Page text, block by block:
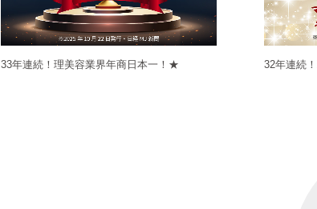
33年連続！理美容業界年商日本一！★ 32年連続